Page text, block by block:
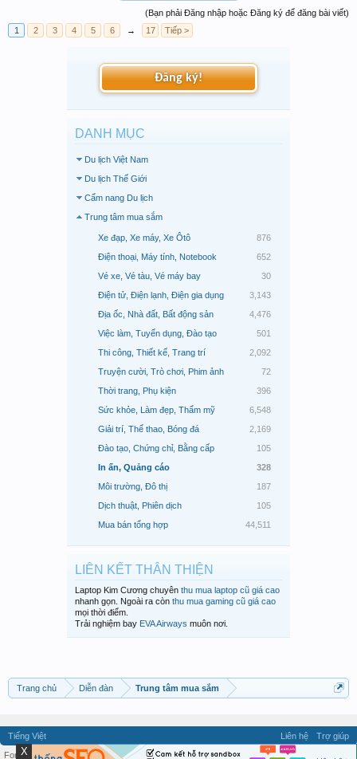
(Bạn phải Đăng nhập hoặc Đăng ký để đăng bài viết)
1
2 3 4 5 6 → 17 Tiếp >
Đăng ký!
DANH MỤC
Du lịch Việt Nam
Du lịch Thế Giới
Cẩm nang Du lịch
Trung tâm mua sắm
Xe đạp, Xe máy, Xe Ôtô
876
Điện thoại, Máy tính, Notebook
652
Vé xe, Vé tàu, Vé máy bay
30
Điện tử, Điện lạnh, Điện gia dụng
3,143
Địa ốc, Nhà đất, Bất động sản
4,476
Việc làm, Tuyển dụng, Đào tạo
501
Thi công, Thiết kế, Trang trí
2,092
Truyện cười, Trò chơi, Phim ảnh
72
Thời trang, Phụ kiện
396
Sức khỏe, Làm đẹp, Thẩm mỹ
6,548
Giải trí, Thể thao, Bóng đá
2,169
Đào tạo, Chứng chỉ, Bằng cấp
105
In ấn, Quảng cáo
328
Môi trường, Đô thị
187
Dịch thuật, Phiên dịch
105
Mua bán tổng hợp
44,511
LIÊN KẾT THÂN THIỆN
Laptop Kim Cương chuyên thu mua laptop cũ giá cao
nhanh gọn. Ngoài ra còn thu mua gaming cũ giá cao
mọi thời điểm.
Trải nghiệm bay EVA Airways muôn nơi.
Trang chủ Diễn đàn Trung tâm mua sắm
Tiếng Việt Liên hệ
Trợ giúp
Quy định và Nội quy
Forum software by XenForo™ ©2010-2026 XenForo Ltd.
X